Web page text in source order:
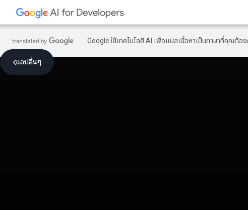
Google ใช้เทคโนโลยี AI เพื่อแปลเนื้อหาเป็นภาษาที่คุณต้อ
แอปอื่นๆ